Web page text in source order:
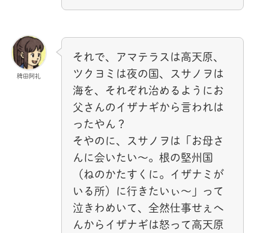
稗田阿礼
それで、アマテラスは高天原、
ツクヨミは夜の国、スサノヲは
海を、それぞれ治めるようにお
父さんのイザナギから言われは
ったやん？
そやのに、スサノヲは「お母さ
んに会いたい～。根の堅州国
（ねのかたすくに。イザナミが
いる所）に行きたいぃ～」って
泣きわめいて、全然仕事せぇへ
んからイザナギは怒って高天原